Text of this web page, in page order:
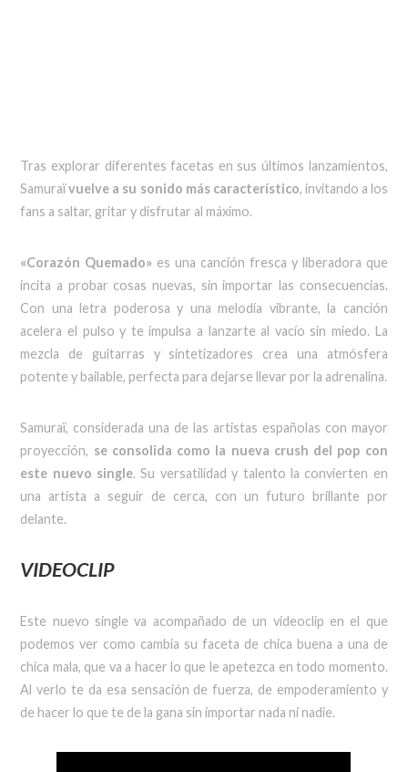
Tras explorar diferentes facetas en sus últimos lanzamientos,
Samuraïvuelve a su sonido más característico, invitando a los
fans a saltar, gritar y disfrutar al máximo.
«Corazón Quemado» es una canción fresca y liberadora que
incita a probar cosas nuevas, sin importar las consecuencias.
Con una letra poderosa y una melodía vibrante, la canción
acelera el pulso y te impulsa a lanzarte al vacío sin miedo. La
mezcla de guitarras y sintetizadores crea una atmósfera
potente y bailable, perfecta para dejarse llevar por la adrenalina.
Samuraï, considerada una de las artistas españolas con mayor
proyección, se consolida como la nueva crush del pop con
este nuevo single. Su versatilidad y talento la convierten en
una artista a seguir de cerca, con un futuro brillante por
delante.
VIDEOCLIP
Este nuevo single va acompañado de un videoclip en el que
podemos ver como cambia su faceta de chica buena a una de
chica mala, que va a hacer lo que le apetezca en todo momento.
Al verlo te da esa sensación de fuerza, de empoderamiento y
de hacer lo que te de la gana sin importar nada ni nadie.